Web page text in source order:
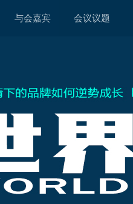
与会嘉宾 会议议题